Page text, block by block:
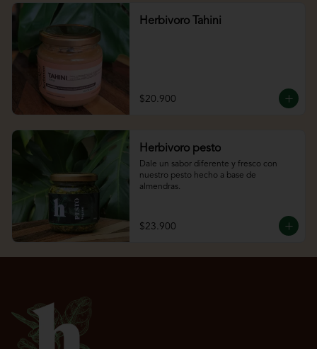
Herbivoro Tahini
$20.900
Herbivoro pesto
Dale un sabor diferente y fresco con
nuestro pesto hecho a base de
almendras.
$23.900